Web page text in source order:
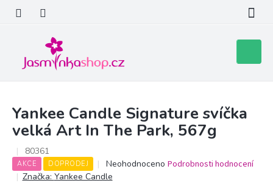
obsah
košík
Yankee Candle Signature svíčka
velká Art In The Park, 567g
80361
AKCE DOPRODEJ
Průměrné
hodnocení
Neohodnoceno Podrobnosti hodnocení
Značka: Yankee Candle